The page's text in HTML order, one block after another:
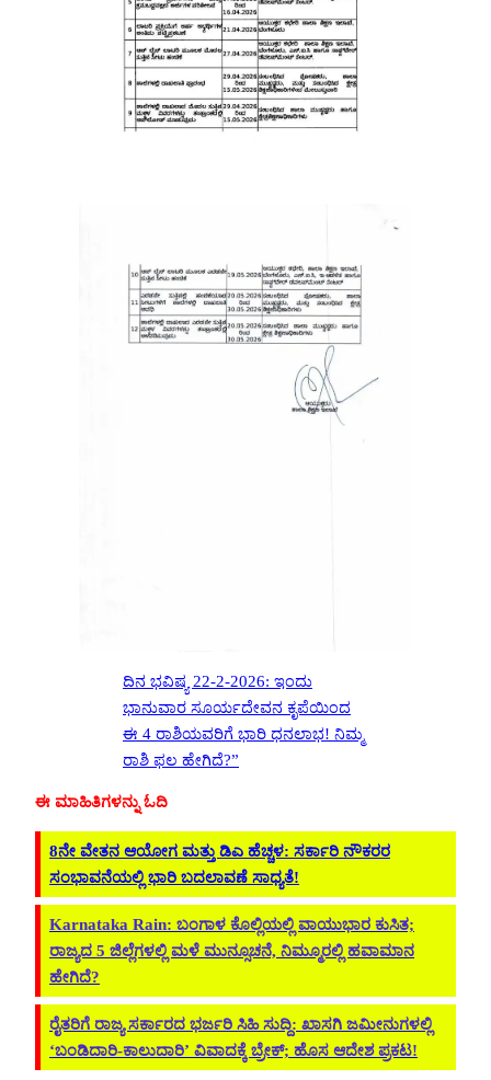
ದಿನ ಭವಿಷ್ಯ 22-2-2026: ಇಂದು
ಭಾನುವಾರ ಸೂರ್ಯದೇವನ ಕೃಪೆಯಿಂದ
ಈ 4 ರಾಶಿಯವರಿಗೆ ಭಾರಿ ಧನಲಾಭ! ನಿಮ್ಮ
ರಾಶಿ ಫಲ ಹೇಗಿದೆ?”
ಈ ಮಾಹಿತಿಗಳನ್ನು ಓದಿ
8ನೇ ವೇತನ ಆಯೋಗ ಮತ್ತು ಡಿಎ ಹೆಚ್ಚಳ: ಸರ್ಕಾರಿ ನೌಕರರ
ಸಂಭಾವನೆಯಲ್ಲಿ ಭಾರಿ ಬದಲಾವಣೆ ಸಾಧ್ಯತೆ!
Karnataka Rain: ಬಂಗಾಳ ಕೊಲ್ಲಿಯಲ್ಲಿ ವಾಯುಭಾರ ಕುಸಿತ;
ರಾಜ್ಯದ 5 ಜಿಲ್ಲೆಗಳಲ್ಲಿ ಮಳೆ ಮುನ್ಸೂಚನೆ, ನಿಮ್ಮೂರಲ್ಲಿ ಹವಾಮಾನ
ಹೇಗಿದೆ?
ರೈತರಿಗೆ ರಾಜ್ಯ ಸರ್ಕಾರದ ಭರ್ಜರಿ ಸಿಹಿ ಸುದ್ದಿ: ಖಾಸಗಿ ಜಮೀನುಗಳಲ್ಲಿ
‘ಬಂಡಿದಾರಿ-ಕಾಲುದಾರಿ’ ವಿವಾದಕ್ಕೆ ಬ್ರೇಕ್; ಹೊಸ ಆದೇಶ ಪ್ರಕಟ!